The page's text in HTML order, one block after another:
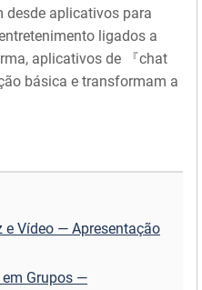
desde aplicativos para
ligados a
aplicativos de 『chat
básica e transformam a
e Vídeo — Apresentação
Grupos —